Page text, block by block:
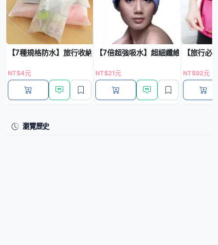
【7種規格防水】旅行收納袋 - PVC透明衣物行李分類整理袋
NT$4元
【7倍超強吸水】超細纖維乾髮帽 -
NT$21元
【旅行
NT$92元
瀏覽歷史